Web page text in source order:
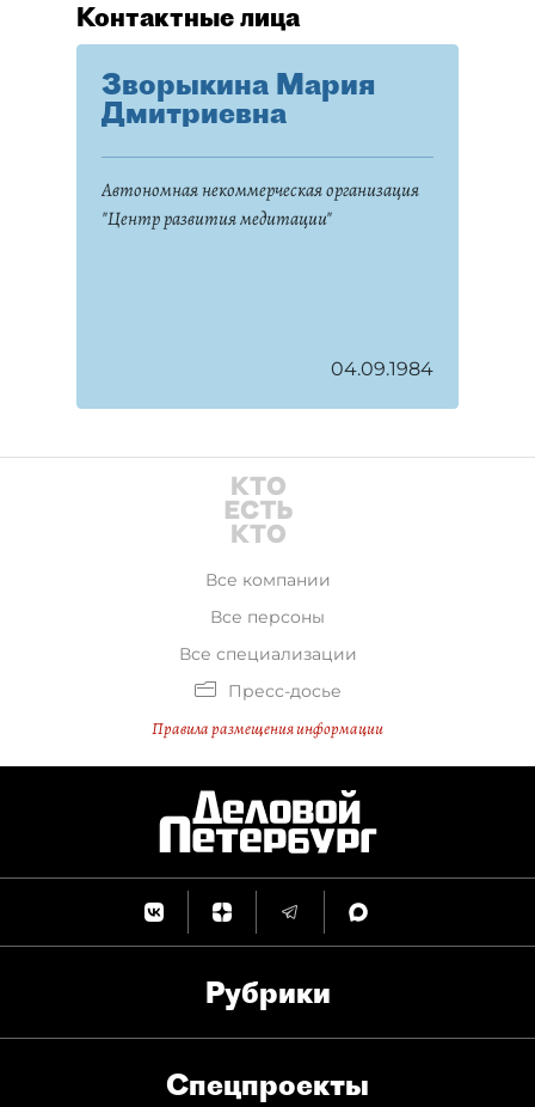
Контактные лица
Зворыкина Мария
Дмитриевна
Автономная некоммерческая организация
"Центр развития медитации"
04.09.1984
Все компании
Все персоны
Все специализации
Пресс-досье
Правила размещения информации
Рубрики
Спец­проекты